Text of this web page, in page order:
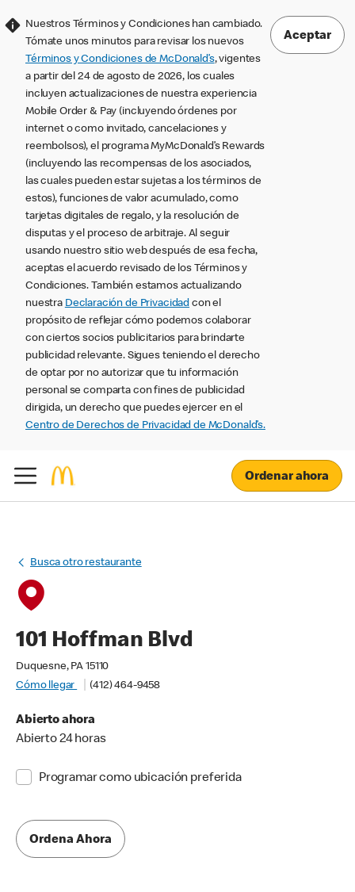
Nuestros Términos y Condiciones han cambiado.
Tómate unos minutos para revisar los nuevos
Términos y Condiciones de McDonald’s, vigentes
a partir del 24 de agosto de 2026, los cuales
incluyen actualizaciones de nuestra experiencia
Mobile Order & Pay (incluyendo órdenes por
internet o como invitado, cancelaciones y
reembolsos), el programa MyMcDonald’s Rewards
(incluyendo las recompensas de los asociados,
las cuales pueden estar sujetas a los términos de
estos), funciones de valor acumulado, como
tarjetas digitales de regalo, y la resolución de
disputas y el proceso de arbitraje. Al seguir
usando nuestro sitio web después de esa fecha,
aceptas el acuerdo revisado de los Términos y
Condiciones. También estamos actualizando
nuestra Declaración de Privacidad con el
propósito de reflejar cómo podemos colaborar
con ciertos socios publicitarios para brindarte
publicidad relevante. Sigues teniendo el derecho
de optar por no autorizar que tu información
personal se comparta con fines de publicidad
dirigida, un derecho que puedes ejercer en el
Centro de Derechos de Privacidad de McDonald’s.
Aceptar
Ordenar ahora
Busca otro restaurante
101 Hoffman Blvd
Duquesne, PA 15110
Cómo llegar
(412) 464-9458
Abierto ahora
Abierto 24 horas
Programar como ubicación preferida
Ordena Ahora